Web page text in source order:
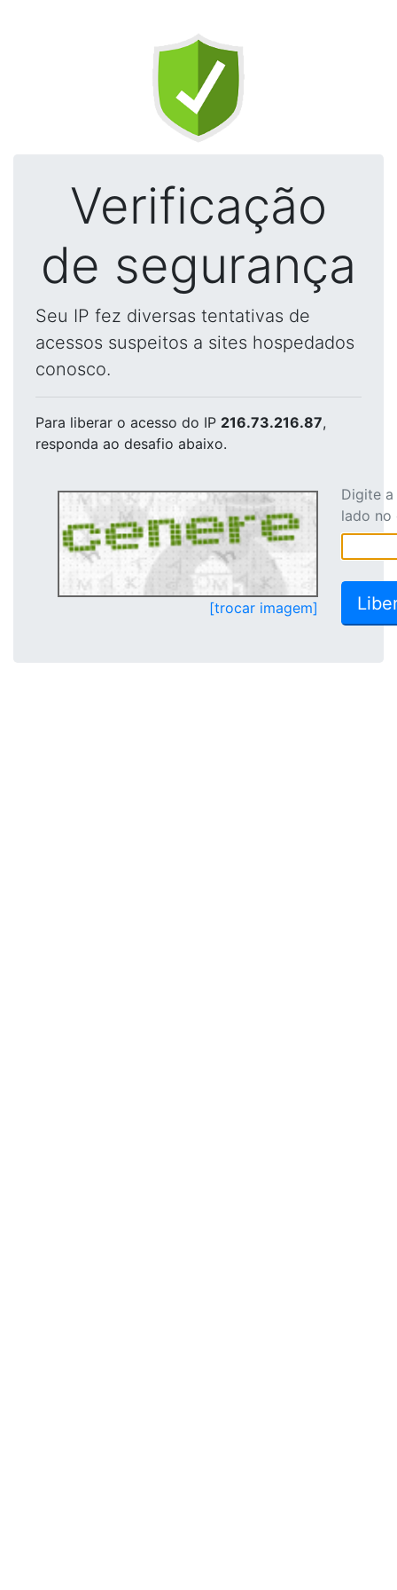
Verificação
de segurança
Seu IP fez diversas tentativas de
acessos suspeitos a sites hospedados
conosco.
Para liberar o acesso do IP 216.73.216.87,
responda ao desafio abaixo.
[trocar imagem]
Digite
lado no